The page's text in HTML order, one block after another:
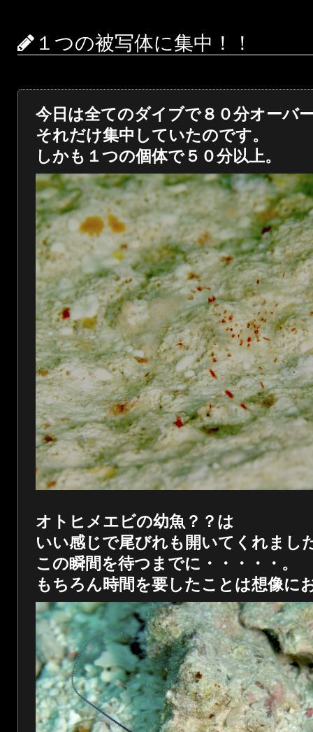
１つの被写体に集中！！
今日は全てのダイブで８０分オーバ
それだけ集中していたのです。
しかも１つの個体で５０分以上。
オトヒメエビの幼魚？？は
いい感じで尾びれも開いてくれまし
この瞬間を待つまでに・・・・・。
もちろん時間を要したことは想像に